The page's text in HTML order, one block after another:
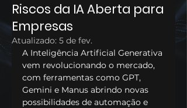
Riscos da IA Aberta para
Empresas
Atualizado: 5 de fev.
A Inteligência Artificial Generativa
vem revolucionando o mercado,
com ferramentas como GPT,
Gemini e Manus abrindo novas
possibilidades de automação e